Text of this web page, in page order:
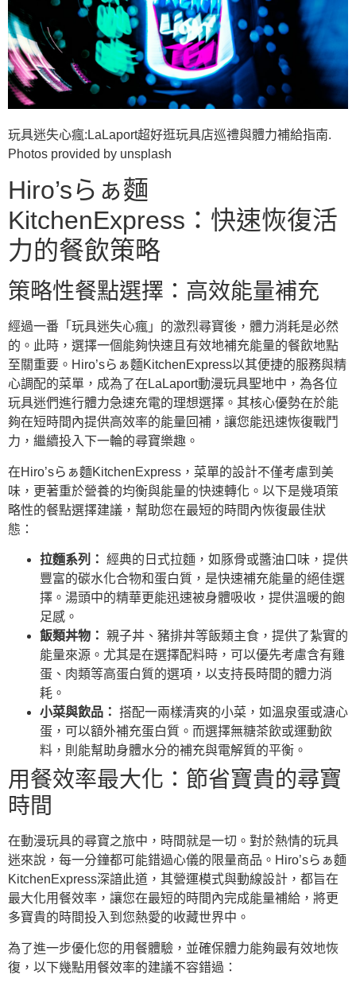
玩具迷失心瘋:LaLaport超好逛玩具店巡禮與體力補給指南.
Photos provided by unsplash
Hiro’sらぁ麵
KitchenExpress：快速恢復活
力的餐飲策略
策略性餐點選擇：高效能量補充
經過一番「玩具迷失心瘋」的激烈尋寶後，體力消耗是必然
的。此時，選擇一個能夠快速且有效地補充能量的餐飲地點
至關重要。Hiro’sらぁ麵KitchenExpress以其便捷的服務與精
心調配的菜單，成為了在LaLaport動漫玩具聖地中，為各位
玩具迷們進行體力急速充電的理想選擇。其核心優勢在於能
夠在短時間內提供高效率的能量回補，讓您能迅速恢復戰鬥
力，繼續投入下一輪的尋寶樂趣。
在Hiro’sらぁ麵KitchenExpress，菜單的設計不僅考慮到美
味，更著重於營養的均衡與能量的快速轉化。以下是幾項策
略性的餐點選擇建議，幫助您在最短的時間內恢復最佳狀
態：
拉麵系列： 經典的日式拉麵，如豚骨或醬油口味，提供
豐富的碳水化合物和蛋白質，是快速補充能量的絕佳選
擇。湯頭中的精華更能迅速被身體吸收，提供溫暖的飽
足感。
飯類丼物： 親子丼、豬排丼等飯類主食，提供了紮實的
能量來源。尤其是在選擇配料時，可以優先考慮含有雞
蛋、肉類等高蛋白質的選項，以支持長時間的體力消
耗。
小菜與飲品： 搭配一兩樣清爽的小菜，如溫泉蛋或溏心
蛋，可以額外補充蛋白質。而選擇無糖茶飲或運動飲
料，則能幫助身體水分的補充與電解質的平衡。
用餐效率最大化：節省寶貴的尋寶
時間
在動漫玩具的尋寶之旅中，時間就是一切。對於熱情的玩具
迷來說，每一分鐘都可能錯過心儀的限量商品。Hiro’sらぁ麵
KitchenExpress深諳此道，其營運模式與動線設計，都旨在
最大化用餐效率，讓您在最短的時間內完成能量補給，將更
多寶貴的時間投入到您熱愛的收藏世界中。
為了進一步優化您的用餐體驗，並確保體力能夠最有效地恢
復，以下幾點用餐效率的建議不容錯過：